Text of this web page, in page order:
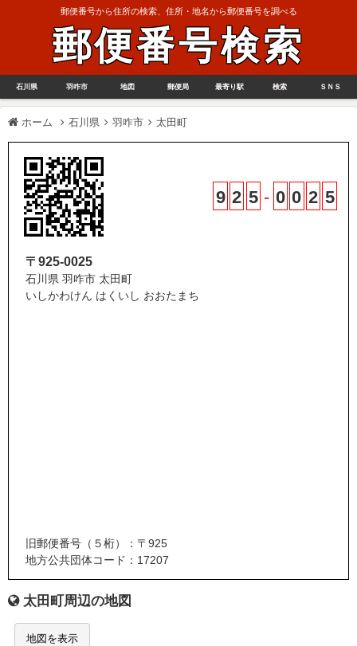
郵便番号から住所の検索、住所・地名から郵便番号を調べる
郵便番号検索
石川県 羽咋市 地図 郵便局 最寄り駅 検索 ＳＮＳ
ホーム 石川県 羽咋市 太田町
9 2 5 - 0 0 2 5
〒925-0025
石川県 羽咋市 太田町
いしかわけん はくいし おおたまち
旧郵便番号（５桁）：〒925
地方公共団体コード：17207
太田町周辺の地図
地図を表示